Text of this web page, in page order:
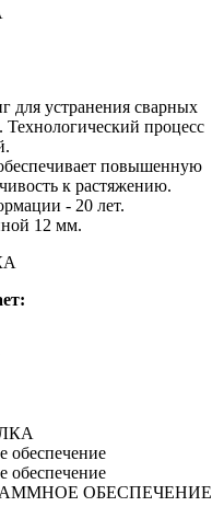
для устранения сварных
процесс
повышенную
к растяжению.
- 20 лет.
12 мм.
ОБЕСПЕЧЕНИЕ